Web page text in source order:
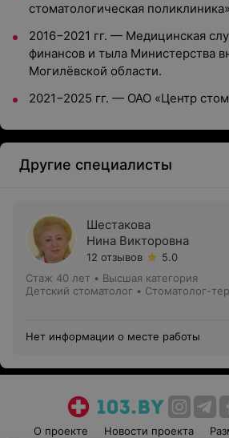
стоматологическая
2016−2021 гг. — Медицинская
финансов и тыла Министерства
Могилёвской области.
2021−2025 гг. — ОАО «Центр
Другие специалисты
Шестакова
Нина Викторовна
12 отзывов
5.0
Стаж 40 лет • Высшая категория
Детский стоматолог • Стоматолог-
Нет информации о месте работы
О проекте Новости проекта